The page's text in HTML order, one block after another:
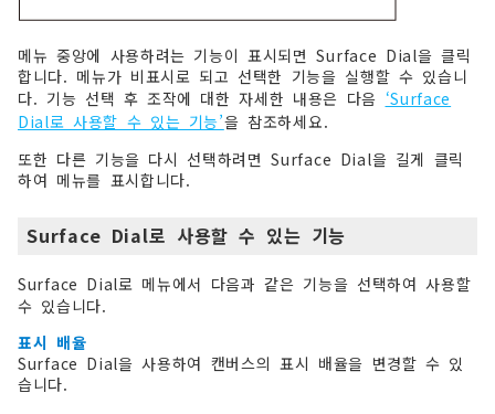
메뉴 중앙에 사용하려는 기능이 표시되면 Surface Dial을 클릭
합니다. 메뉴가 비표시로 되고 선택한 기능을 실행할 수 있습니
다. 기능 선택 후 조작에 대한 자세한 내용은 다음 ‘Surface
Dial로 사용할 수 있는 기능’을 참조하세요.
또한 다른 기능을 다시 선택하려면 Surface Dial을 길게 클릭
하여 메뉴를 표시합니다.
Surface Dial로 사용할 수 있는 기능
Surface Dial로 메뉴에서 다음과 같은 기능을 선택하여 사용할
수 있습니다.
표시 배율
Surface Dial을 사용하여 캔버스의 표시 배율을 변경할 수 있
습니다.